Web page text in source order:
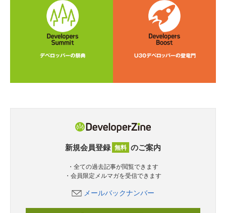
新規会員登録 無料 のご案内
・全ての過去記事が閲覧できます
・会員限定メルマガを受信できます
メールバックナンバー